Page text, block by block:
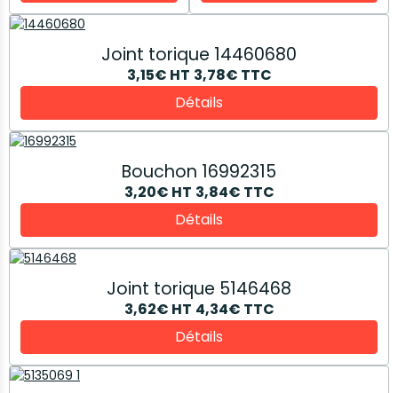
Joint torique 14460680
3,15€ HT 3,78€ TTC
Détails
Bouchon 16992315
3,20€ HT 3,84€ TTC
Détails
Joint torique 5146468
3,62€ HT 4,34€ TTC
Détails